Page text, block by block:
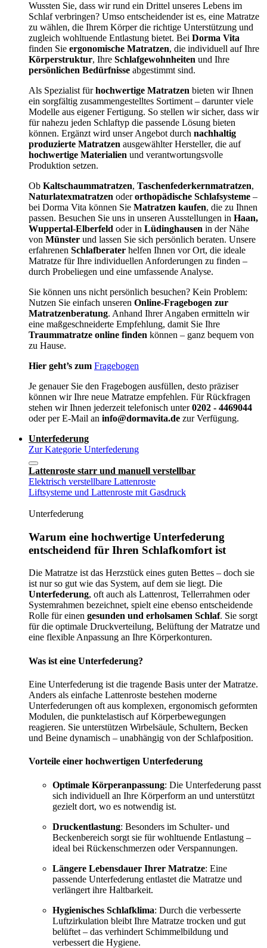
Wussten Sie, dass wir rund ein Drittel unseres Lebens im
Schlaf verbringen? Umso entscheidender ist es, eine Matratze
zu wählen, die Ihrem Körper die richtige Unterstützung und
zugleich wohltuende Entlastung bietet. Bei Dorma Vita
finden Sie ergonomische Matratzen, die individuell auf Ihre
Körperstruktur, Ihre Schlafgewohnheiten und Ihre
persönlichen Bedürfnisse abgestimmt sind.
Als Spezialist fürhochwertige Matratzen bieten wir Ihnen
ein sorgfältig zusammengestelltes Sortiment – darunter viele
Modelle aus eigener Fertigung. So stellen wir sicher, dass wir
für nahezu jeden Schlaftyp die passende Lösung bieten
können. Ergänzt wird unser Angebot durch nachhaltig
produzierte Matratzen ausgewählter Hersteller, die auf
hochwertige Materialien und verantwortungsvolle
Produktion setzen.
Ob Kaltschaummatratzen, Taschenfederkernmatratzen,
Naturlatexmatratzen oderorthopädische Schlafsysteme –
bei Dorma Vita können Sie Matratzen kaufen, die zu Ihnen
passen. Besuchen Sie uns in unseren Ausstellungen in Haan,
Wuppertal-Elberfeld oder in Lüdinghausen in der Nähe
von Münster und lassen Sie sich persönlich beraten. Unsere
erfahrenen Schlafberater helfen Ihnen vor Ort, die ideale
Matratze für Ihre individuellen Anforderungen zu finden –
durch Probeliegen und eine umfassende Analyse.
Sie können uns nicht persönlich besuchen? Kein Problem:
Nutzen Sie einfach unseren Online-Fragebogen zur
Matratzenberatung. Anhand Ihrer Angaben ermitteln wir
eine maßgeschneiderte Empfehlung, damit Sie Ihre
Traummatratze online finden können – ganz bequem von
zu Hause.
Hier geht’s zum Fragebogen
Je genauer Sie den Fragebogen ausfüllen, desto präziser
können wir Ihre neue Matratze empfehlen. Für Rückfragen
stehen wir Ihnen jederzeit telefonisch unter0202 - 4469044
oder per E-Mail an info@dormavita.de zur Verfügung.
Unterfederung
Zur Kategorie Unterfederung
Lattenroste starr und manuell verstellbar
Elektrisch verstellbare Lattenroste
Liftsysteme und Lattenroste mit Gasdruck
Unterfederung
Warum eine hochwertige Unterfederung
entscheidend für Ihren Schlafkomfort ist
Die Matratze ist das Herzstück eines guten Bettes – doch sie
ist nur so gut wie das System, auf dem sie liegt. Die
Unterfederung, oft auch als Lattenrost, Tellerrahmen oder
Systemrahmen bezeichnet, spielt eine ebenso entscheidende
Rolle für einen gesunden und erholsamen Schlaf. Sie sorgt
für die optimale Druckverteilung, Belüftung der Matratze und
eine flexible Anpassung an Ihre Körperkonturen.
Was ist eine Unterfederung?
Eine Unterfederung ist die tragende Basis unter der Matratze.
Anders als einfache Lattenroste bestehen moderne
Unterfederungen oft aus komplexen, ergonomisch geformten
Modulen, die punktelastisch auf Körperbewegungen
reagieren. Sie unterstützen Wirbelsäule, Schultern, Becken
und Beine dynamisch – unabhängig von der Schlafposition.
Vorteile einer hochwertigen Unterfederung
Optimale Körperanpassung: Die Unterfederung passt
sich individuell an Ihre Körperform an und unterstützt
gezielt dort, wo es notwendig ist.
Druckentlastung: Besonders im Schulter- und
Beckenbereich sorgt sie für wohltuende Entlastung –
ideal bei Rückenschmerzen oder Verspannungen.
Längere Lebensdauer Ihrer Matratze: Eine
passende Unterfederung entlastet die Matratze und
verlängert ihre Haltbarkeit.
Hygienisches Schlafklima: Durch die verbesserte
Luftzirkulation bleibt Ihre Matratze trocken und gut
belüftet – das verhindert Schimmelbildung und
verbessert die Hygiene.